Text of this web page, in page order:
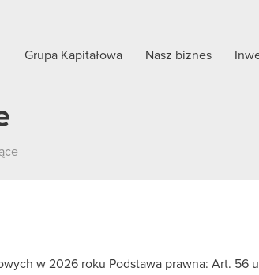
Grupa Kapitałowa Nasz biznes
w 2026 roku Podstawa prawna: Art. 56